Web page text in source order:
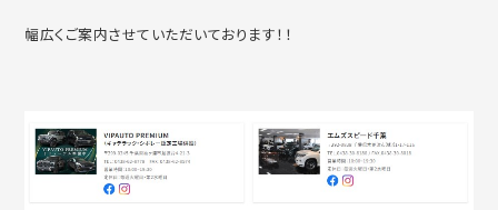
幅広くご案内させていただいております！！